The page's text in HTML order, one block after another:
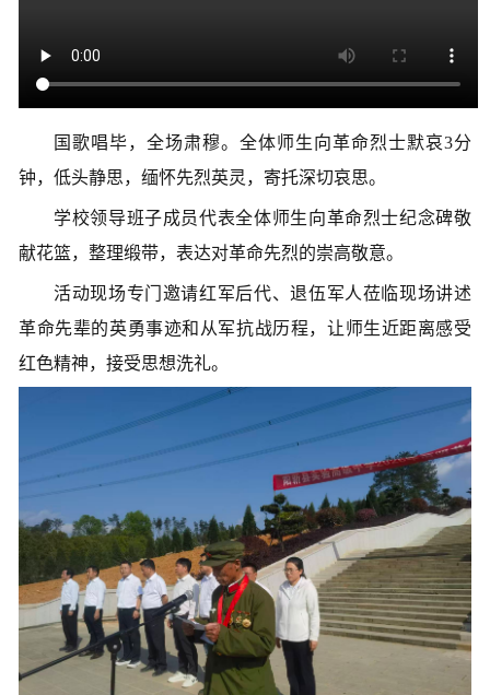
国歌唱毕，全场肃穆。全体师生向革命烈士默哀3分
钟，低头静思，缅怀先烈英灵，寄托深切哀思。
学校领导班子成员代表全体师生向革命烈士纪念碑敬
献花篮，整理缎带，表达对革命先烈的崇高敬意。
活动现场专门邀请红军后代、退伍军人莅临现场讲述
革命先辈的英勇事迹和从军抗战历程，让师生近距离感受
红色精神，接受思想洗礼。